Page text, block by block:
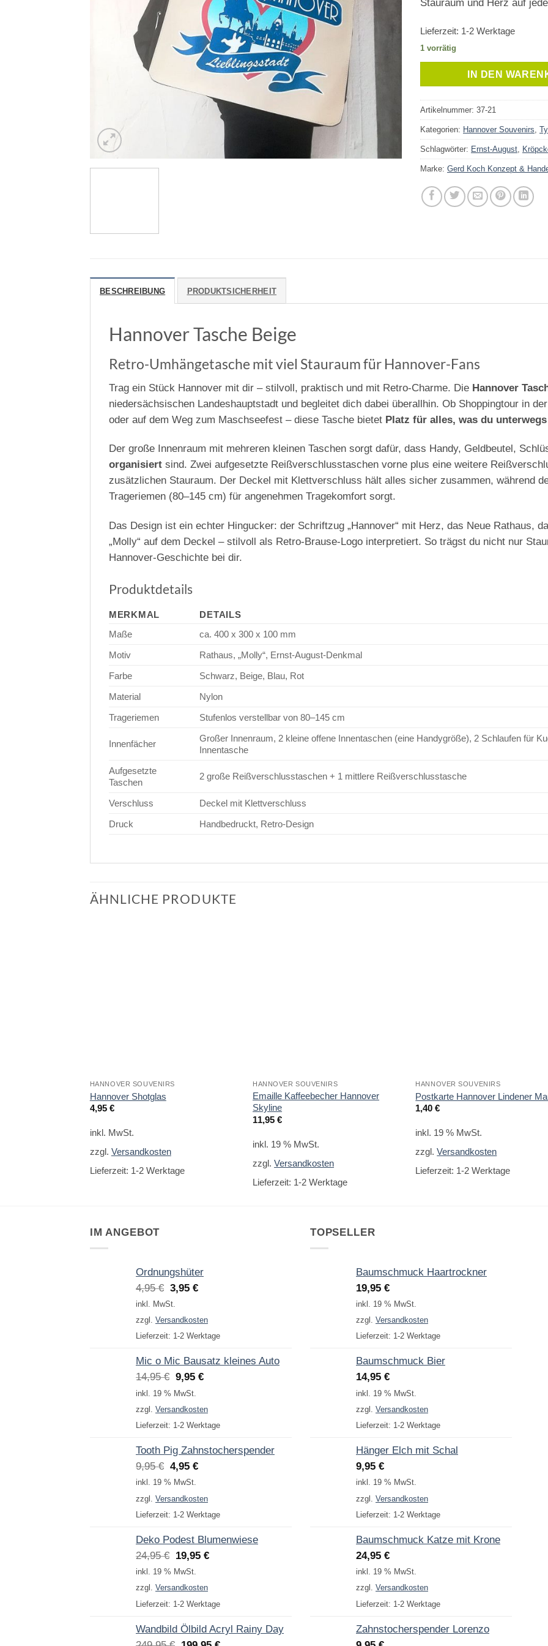
Stauraum und Herz auf
Lieferzeit: 1-2 Werktage
1 vorrätig
IN DEN
Artikelnummer: 37-21
Kategorien: Hannover Souvenirs
Schlagwörter: Ernst-August
Marke: Gerd Koch Konzept &
BESCHREIBUNG PRODUKTSICHERHEIT
Hannover Tasche Beige
Retro-Umhängetasche mit viel Stauraum für Hannover-Fans
Trag ein Stück Hannover mit dir – stilvoll, praktisch und mit Retro-Charme. Die Hannover
niedersächsischen Landeshauptstadt und begleitet dich dabei überallhin. Ob Shoppingtour in
oder auf dem Weg zum Maschseefest – diese Tasche bietet Platz für alles, was du
Der große Innenraum mit mehreren kleinen Taschen sorgt dafür, dass Handy, Geldbeutel,
organisiert sind. Zwei aufgesetzte Reißverschlusstaschen vorne plus eine weitere
zusätzlichen Stauraum. Der Deckel mit Klettverschluss hält alles sicher zusammen, während
Trageriemen (80–145 cm) für angenehmen Tragekomfort sorgt.
Das Design ist ein echter Hingucker: der Schriftzug „Hannover“ mit Herz, das Neue Rathaus,
„Molly“ auf dem Deckel – stilvoll als Retro-Brause-Logo interpretiert. So trägst du nicht nur
Hannover-Geschichte bei dir.
Produktdetails
MERKMAL
DETAILS
Maße
ca. 400 x 300 x 100 mm
Motiv
Rathaus, „Molly“, Ernst-August-Denkmal
Farbe
Schwarz, Beige, Blau, Rot
Material
Nylon
Trageriemen
Stufenlos verstellbar von 80–145 cm
Innenfächer
Großer Innenraum, 2 kleine offene Innentaschen (eine Handygröße), 2 Schlaufen für
Innentasche
Aufgesetzte
Taschen
2 große Reißverschlusstaschen + 1 mittlere Reißverschlusstasche
Verschluss
Deckel mit Klettverschluss
Druck
Handbedruckt, Retro-Design
ÄHNLICHE PRODUKTE
HANNOVER SOUVENIRS
Hannover Shotglas
4,95 €
inkl. MwSt.
zzgl. Versandkosten
Lieferzeit: 1-2 Werktage
HANNOVER SOUVENIRS
Emaille Kaffeebecher Hannover
Skyline
11,95€
inkl. 19 % MwSt.
zzgl.Versandkosten
Lieferzeit: 1-2 Werktage
HANNOVER SOUVENIRS
Postkarte Hannover Lindener
1,40€
inkl. 19 % MwSt.
zzgl.Versandkosten
Lieferzeit: 1-2 Werktage
IM ANGEBOT
Ordnungshüter
4,95€ Ursprünglicher
Preis
war:
4,95 €
3,95 €Aktueller
3,95 €.
inkl. MwSt.
zzgl. Versandkosten
Lieferzeit: 1-2 Werktage
Mic o Mic Bausatz kleines Auto
14,95€ Ursprünglicher
Preis
war:
14,95 €
9,95 €Aktueller
9,95 €.
inkl. 19 % MwSt.
zzgl. Versandkosten
Lieferzeit: 1-2 Werktage
Tooth Pig Zahnstocherspender
9,95€ Ursprünglicher
Preis
war:
9,95 €
4,95 €Aktueller
4,95 €.
inkl. 19 % MwSt.
zzgl. Versandkosten
Lieferzeit: 1-2 Werktage
Deko Podest Blumenwiese
24,95€ Ursprünglicher
Preis
war:
24,95 €
19,95 €Aktueller
inkl. 19 % MwSt.
zzgl. Versandkosten
Lieferzeit: 1-2 Werktage
Wandbild Ölbild Acryl Rainy Day
TOPSELLER
Baumschmuck Haartrockner
19,95 €
inkl. 19 % MwSt.
zzgl. Versandkosten
Lieferzeit: 1-2 Werktage
Baumschmuck Bier
14,95 €
inkl. 19 % MwSt.
zzgl. Versandkosten
Lieferzeit: 1-2 Werktage
Hänger Elch mit Schal
9,95 €
inkl. 19 % MwSt.
zzgl. Versandkosten
Lieferzeit: 1-2 Werktage
Baumschmuck Katze mit Krone
24,95 €
inkl. 19 % MwSt.
zzgl. Versandkosten
Lieferzeit: 1-2 Werktage
Zahnstocherspender Lorenzo